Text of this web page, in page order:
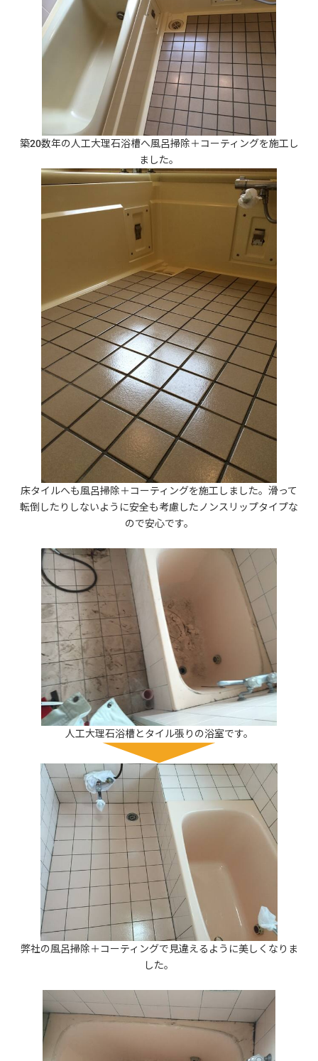
築20数年の人工大理石浴槽へ風呂掃除＋コーティングを施工し
ました。
床タイルへも風呂掃除＋コーティングを施工しました。滑って
転倒したりしないように安全も考慮したノンスリップタイプな
ので安心です。
人工大理石浴槽とタイル張りの浴室です。
弊社の風呂掃除＋コーティングで見違えるように美しくなりま
した。